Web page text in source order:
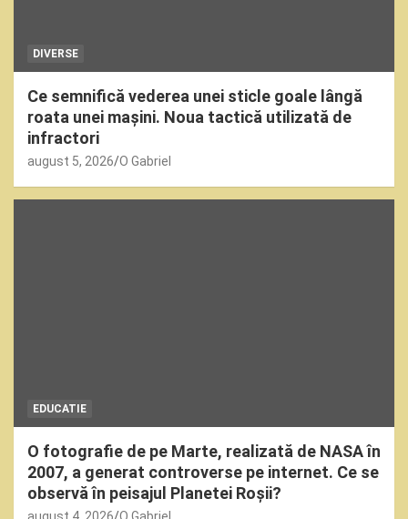
DIVERSE
Ce semnifică vederea unei sticle goale lângă
roata unei mașini. Noua tactică utilizată de
infractori
august 5, 2026 O Gabriel
EDUCATIE
O fotografie de pe Marte, realizată de NASA în
2007, a generat controverse pe internet. Ce se
observă în peisajul Planetei Roșii?